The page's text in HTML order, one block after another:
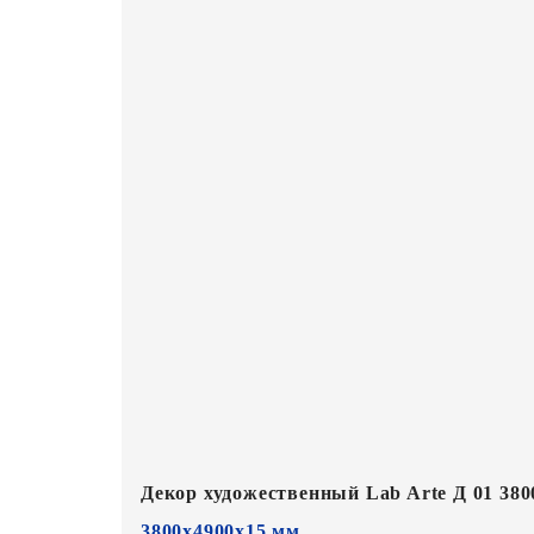
Декор художественный Lab Arte Д 01